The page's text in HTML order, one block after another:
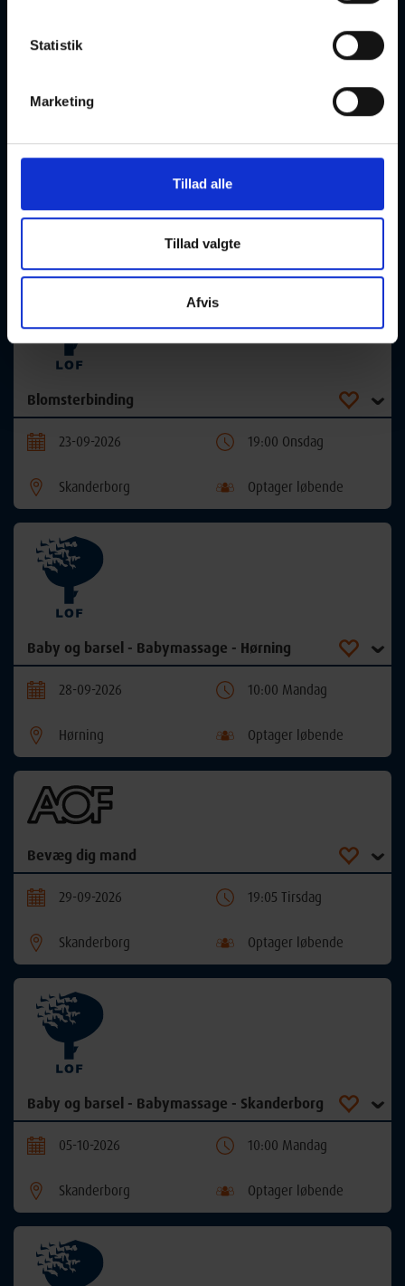
Statistik
Marketing
Tillad alle
Tillad valgte
Afvis
Blomsterbinding
23-09-2026 19:00 Onsdag
Skanderborg Optager løbende
Baby og barsel - Babymassage - Hørning
28-09-2026 10:00 Mandag
Hørning Optager løbende
Bevæg dig mand
29-09-2026 19:05 Tirsdag
Skanderborg Optager løbende
Baby og barsel - Babymassage - Skanderborg
05-10-2026 10:00 Mandag
Skanderborg Optager løbende